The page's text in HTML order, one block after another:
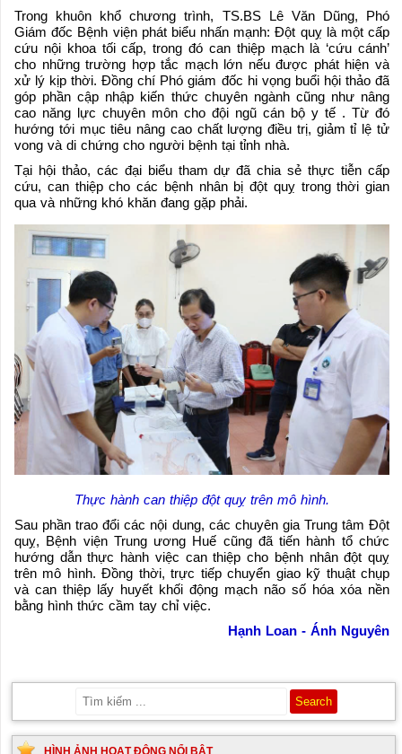
Trong khuôn khổ chương trình, TS.BS Lê Văn Dũng, Phó
Giám đốc Bệnh viện phát biểu nhấn mạnh: Đột quỵ là một cấp
cứu nội khoa tối cấp, trong đó can thiệp mạch là ‘cứu cánh’
cho những trường hợp tắc mạch lớn nếu được phát hiện và
xử lý kịp thời. Đồng chí Phó giám đốc hi vọng buổi hội thảo đã
góp phần cập nhập kiến thức chuyên ngành cũng như nâng
cao năng lực chuyên môn cho đội ngũ cán bộ y tế . Từ đó
hướng tới mục tiêu nâng cao chất lượng điều trị, giảm tỉ lệ tử
vong và di chứng cho người bệnh tại tỉnh nhà.
Tại hội thảo, các đại biểu tham dự đã chia sẻ thực tiễn cấp
cứu, can thiệp cho các bệnh nhân bị đột quỵ trong thời gian
qua và những khó khăn đang gặp phải.
Thực hành can thiệp đột quỵ trên mô hình.
Sau phần trao đổi các nội dung, các chuyên gia Trung tâm Đột
quỵ, Bệnh viện Trung ương Huế cũng đã tiến hành tổ chức
hướng dẫn thực hành việc can thiệp cho bệnh nhân đột quỵ
trên mô hình. Đồng thời, trực tiếp chuyển giao kỹ thuật chụp
và can thiệp lấy huyết khối động mạch não số hóa xóa nền
bằng hình thức cầm tay chỉ việc.
Hạnh Loan - Ánh Nguyên
HÌNH ẢNH HOẠT ĐỘNG NỔI BẬT